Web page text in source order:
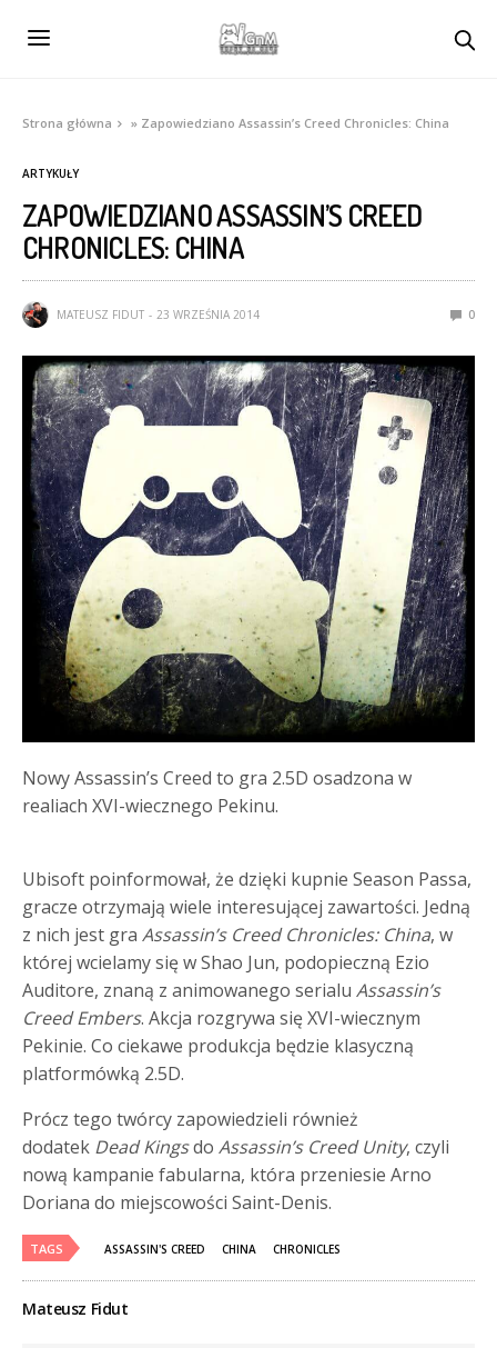
Strona główna » Zapowiedziano Assassin’s Creed Chronicles: China
ARTYKUŁY
ZAPOWIEDZIANO ASSASSIN’S CREED
CHRONICLES: CHINA
MATEUSZ FIDUT 23 WRZEŚNIA 2014 0
Nowy Assassin’s Creed to gra 2.5D osadzona w
realiach XVI-wiecznego Pekinu.
Ubisoft poinformował, że dzięki kupnie Season Passa,
gracze otrzymają wiele interesującej zawartości. Jedną
z nich jest gra Assassin’s Creed Chronicles: China, w
której wcielamy się w Shao Jun, podopieczną Ezio
Auditore, znaną z animowanego serialu Assassin’s
Creed Embers. Akcja rozgrywa się XVI-wiecznym
Pekinie. Co ciekawe produkcja będzie klasyczną
platformówką 2.5D.
Prócz tego twórcy zapowiedzieli również
dodatek Dead Kingsdo Assassin’s Creed Unity, czyli
nową kampanie fabularna, która przeniesie Arno
Doriana do miejscowości Saint-Denis.
TAGS ASSASSIN'S CREED CHINA CHRONICLES
Mateusz Fidut